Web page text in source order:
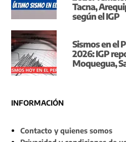
Tacna,
según el IGP
Sismos en el
2026: IGP
Moquegua,
INFORMACIÓN
Contacto y quienes somos